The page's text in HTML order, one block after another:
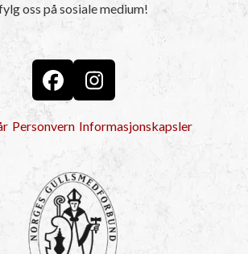
oss på sosiale medium!
FacebookInstagram
Personvern Informasjonskapsler